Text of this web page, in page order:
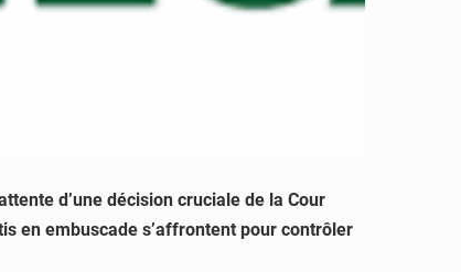
d’une décision cruciale de la Cour
en embuscade s’affrontent pour contrôler